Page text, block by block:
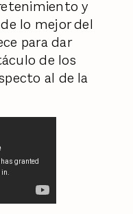
y
lo mejor del
para dar
de los
al de la